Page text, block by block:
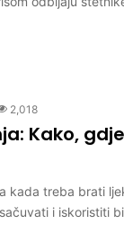
2,018
Kako,
kada treba brati
i iskoristiti